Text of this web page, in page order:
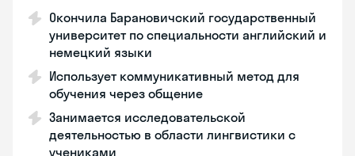
Окончила Барановичский государственный
университет по специальности английский и
немецкий языки
Использует коммуникативный метод для
обучения через общение
Занимается исследовательской
деятельностью в области лингвистики с
учениками